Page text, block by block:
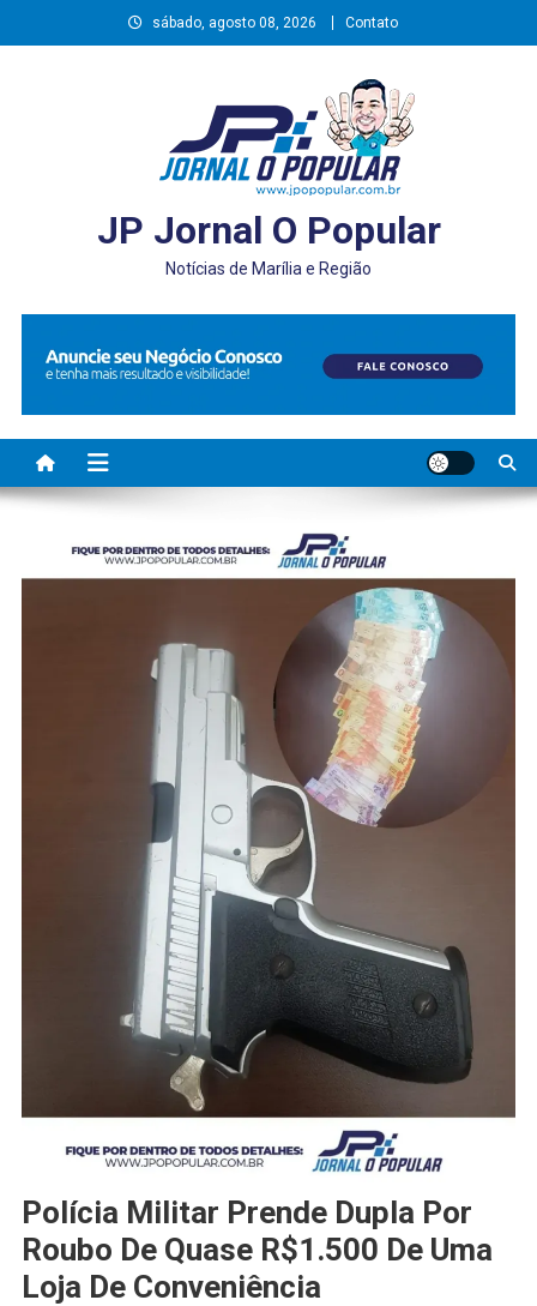
to
sábado, agosto 08, 2026 Contato
JP Jornal O Popular
Notícias de Marília e Região
Polícia Militar Prende Dupla Por
Roubo De Quase R$1.500 De Uma
Loja De Conveniência